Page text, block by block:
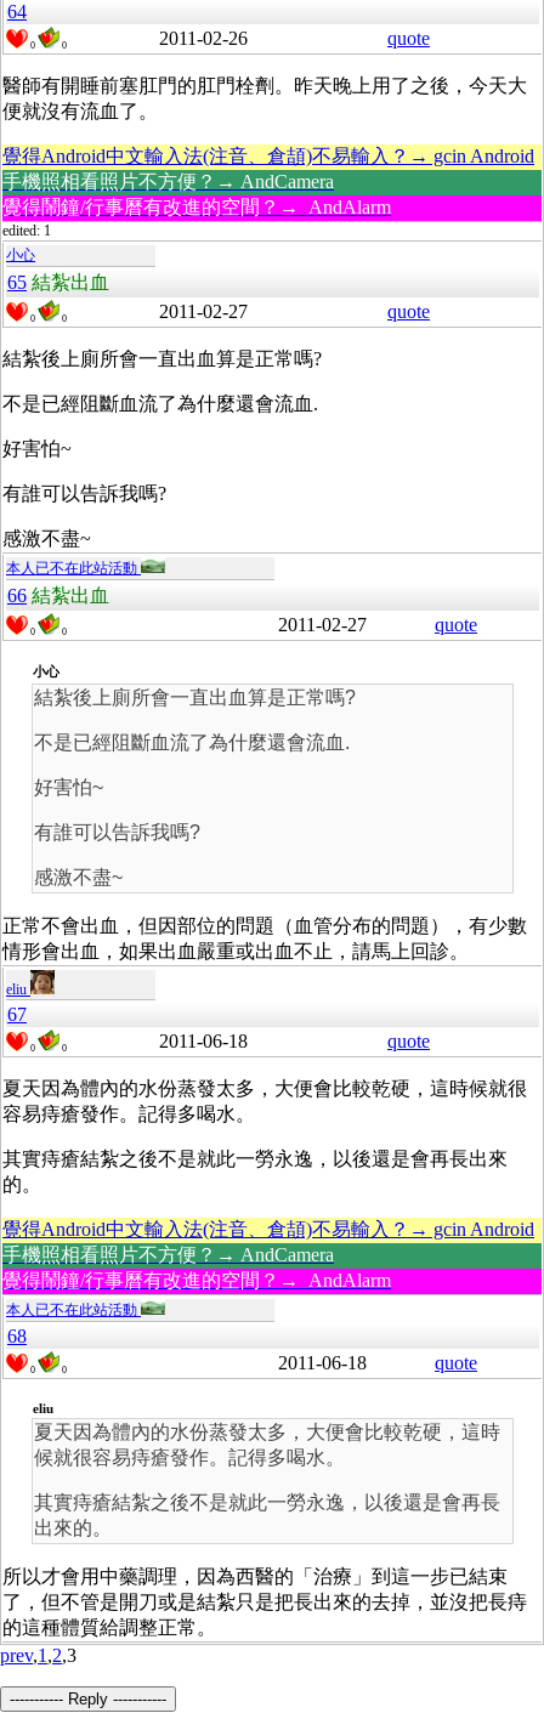
64
0 0 2011-02-26 quote
醫師有開睡前塞肛門的肛門栓劑。昨天晚上用了之後，今天大
便就沒有流血了。
覺得Android中文輸入法(注音、倉頡)不易輸入？→ gcin Android
手機照相看照片不方便？→ AndCamera
覺得鬧鐘/行事曆有改進的空間？→ AndAlarm
edited: 1
小心
65 結紮出血
0 0 2011-02-27 quote
結紮後上廁所會一直出血算是正常嗎?
不是已經阻斷血流了為什麼還會流血.
好害怕~
有誰可以告訴我嗎?
感激不盡~
本人已不在此站活動
66 結紮出血
0 0 2011-02-27 quote
小心
結紮後上廁所會一直出血算是正常嗎?
不是已經阻斷血流了為什麼還會流血.
好害怕~
有誰可以告訴我嗎?
感激不盡~
正常不會出血，但因部位的問題（血管分布的問題），有少數
情形會出血，如果出血嚴重或出血不止，請馬上回診。
eliu
67
0 0 2011-06-18 quote
夏天因為體內的水份蒸發太多，大便會比較乾硬，這時候就很
容易痔瘡發作。記得多喝水。
其實痔瘡結紮之後不是就此一勞永逸，以後還是會再長出來
的。
覺得Android中文輸入法(注音、倉頡)不易輸入？→ gcin Android
手機照相看照片不方便？→ AndCamera
覺得鬧鐘/行事曆有改進的空間？→ AndAlarm
本人已不在此站活動
68
0 0 2011-06-18 quote
eliu
夏天因為體內的水份蒸發太多，大便會比較乾硬，這時
候就很容易痔瘡發作。記得多喝水。
其實痔瘡結紮之後不是就此一勞永逸，以後還是會再長
出來的。
所以才會用中藥調理，因為西醫的「治療」到這一步已結束
了，但不管是開刀或是結紮只是把長出來的去掉，並沒把長痔
的這種體質給調整正常。
prev,1,2,3
----------- Reply -----------